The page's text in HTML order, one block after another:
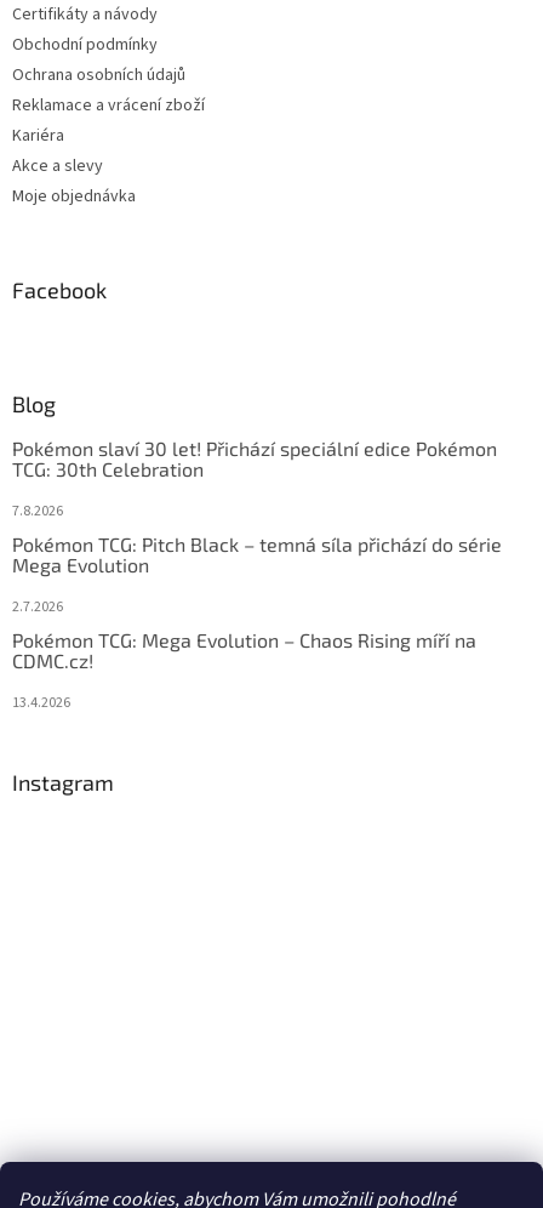
Používáme cookies, abychom Vám umožnili pohodlné
Certifikáty a návody
Obchodní podmínky
Ochrana osobních údajů
Reklamace a vrácení zboží
Kariéra
Akce a slevy
Moje objednávka
Facebook
Blog
Pokémon slaví 30 let! Přichází speciální edice Pokémon
TCG: 30th Celebration
7.8.2026
Pokémon TCG: Pitch Black – temná síla přichází do série
Mega Evolution
2.7.2026
Pokémon TCG: Mega Evolution – Chaos Rising míří na
CDMC.cz!
13.4.2026
Instagram